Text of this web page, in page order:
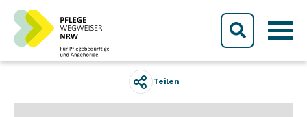
Direkt zum Inhalt
Teilen